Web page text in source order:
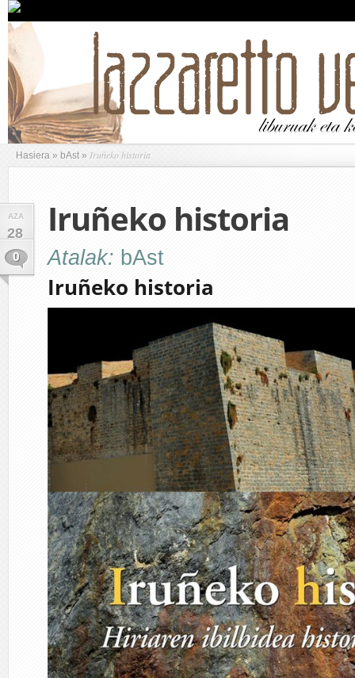
Hasiera » bAst » Iruñeko historia
AZA
28
0
Iruñeko historia
Atalak: bAst
Iruñeko historia